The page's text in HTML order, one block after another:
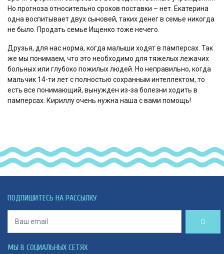
Но прогноза относительно сроков поставки – нет. Екатерина
одна воспитывает двух сыновей, таких денег в семье никогда
не было. Продать семье Ищенко тоже нечего.
Друзья, для нас норма, когда малыши ходят в памперсах. Так
же мы понимаем, что это необходимо для тяжелых лежачих
больных или глубоко пожилых людей. Но неправильно, когда
мальчик 14-ти лет с полностью сохранным интеллектом, то
есть все понимающий, вынужден из-за болезни ходить в
памперсах. Кириллу очень нужна наша с вами помощь!
ПОДПИШИТЕСЬ НА РАССЫЛКУ
МЫ В СОЦИАЛЬНЫХ СЕТЯХ